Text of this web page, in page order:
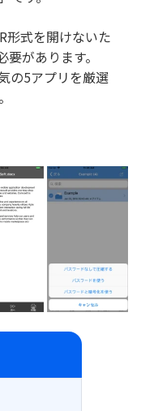
形式を開けないた
があります。
の5アプリを厳選